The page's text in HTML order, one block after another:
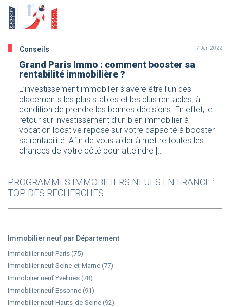
Conseils 17 Jan 2022
Grand Paris Immo : comment booster sa
rentabilité immobilière ?
L’investissement immobilier s’avère être l’un des
placements les plus stables et les plus rentables, à
condition de prendre les bonnes décisions. En effet, le
retour sur investissement d’un bien immobilier à
vocation locative repose sur votre capacité à booster
sa rentabilité. Afin de vous aider à mettre toutes les
chances de votre côté pour atteindre […]
PROGRAMMES IMMOBILIERS NEUFS EN FRANCE :
TOP DES RECHERCHES
Immobilier neuf par Département
Immobilier neuf Paris (75)
Immobilier neuf Seine-et-Marne (77)
Immobilier neuf Yvelines (78)
Immobilier neuf Essonne (91)
Immobilier neuf Hauts-de-Seine (92)